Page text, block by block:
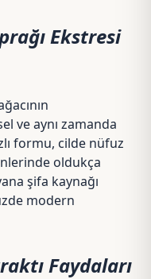
Ekstresi
ve aynı zamanda
formu, cilde nüfuz
oldukça
şifa kaynağı
modern
Faydaları